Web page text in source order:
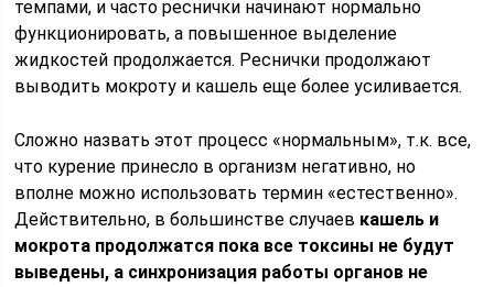
темпами, и часто реснички начинают нормально
функционировать, а повышенное выделение
жидкостей продолжается. Реснички продолжают
выводить мокроту и кашель еще более усиливается.
Сложно назвать этот процесс «нормальным», т.к. все,
что курение принесло в организм негативно, но
вполне можно использовать термин «естественно».
Действительно, в большинстве случаев кашель и
мокрота продолжатся пока все токсины не будут
выведены, а синхронизация работы органов не